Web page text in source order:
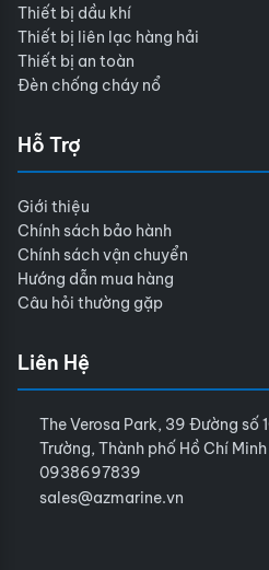
Thiết bị dầu khí
Thiết bị liên lạc hàng hải
Thiết bị an toàn
Đèn chống cháy nổ
Hỗ Trợ
Giới thiệu
Chính sách bảo hành
Chính sách vận chuyển
Hướng dẫn mua hàng
Câu hỏi thường gặp
Liên Hệ
The Verosa Park, 39 Đường số
Trường, Thành phố Hồ Chí Minh
0938697839
sales@azmarine.vn